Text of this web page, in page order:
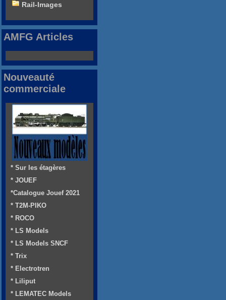
Rail-Images
AMFG Articles
Nouveauté
commerciale
* Sur les étagères
* JOUEF
*Catalogue Jouef 2021
* T2M-PIKO
* ROCO
* LS Models
* LS Models SNCF
* Trix
* Electrotren
* Liliput
* LEMATEC Models